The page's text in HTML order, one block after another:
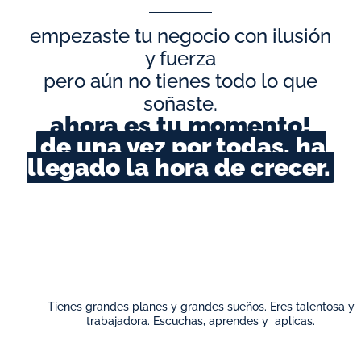
empezaste tu negocio con ilusión
y fuerza
pero aún no tienes todo lo que
soñaste.
ahora es tu momento!
de una vez por todas, ha
llegado la hora de crecer.
Tienes grandes planes y grandes sueños. Eres talentosa y
trabajadora. Escuchas, aprendes y aplicas.